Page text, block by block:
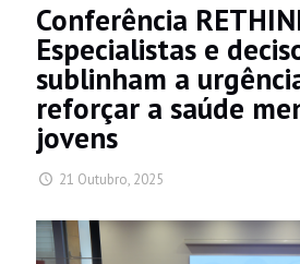
Conferência
Especialistas e
sublinham a
reforçar a saúde
jovens
21 Outubro, 2025